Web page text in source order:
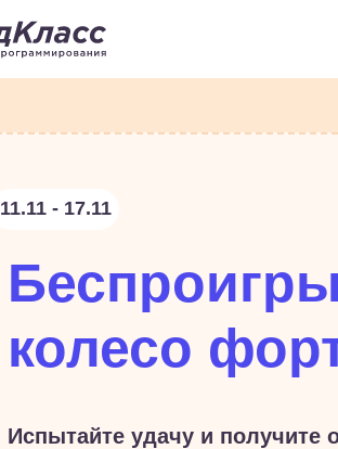
колесо
11.11 - 17.11
Испытайте удачу и получите